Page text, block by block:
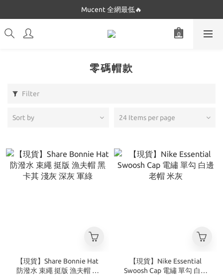
Dickies 最低只要$5XX!!
Mucent 全網最低🔥
Dickies 最低只要$5XX!!
零碼帽款
Filter
Sort by 24 Items per page
【現貨】Share Bonnie Hat
防潑水 束繩 挺版 漁夫帽 黑
【現貨】Nike Essential
Swoosh Cap 電繡 單勾 白邊